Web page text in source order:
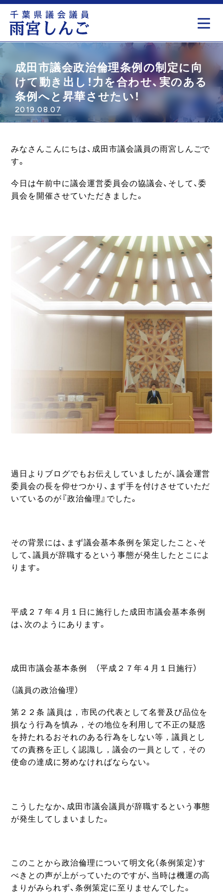
成田市議会政治倫理条例の制定に向
けて動き出し！力を合わせ、実のある
条例へと昇華させたい！
2019.08.07
みなさんこんにちは、成田市議会議員の雨宮しんごで
す。
今日は午前中に議会運営委員会の協議会、そして、委
員会を開催させていただきました。
過日よりブログでもお伝えしていましたが、議会運営
委員会の長を仰せつかり、まず手を付けさせていただ
いているのが『政治倫理』でした。
その背景には、まず議会基本条例を策定したこと、そ
して、議員が辞職するという事態が発生したとこによ
ります。
平成２７年４月１日に施行した成田市議会基本条例
は、次のようにあります。
成田市議会基本条例 （平成２７年４月１日施行）
（議員の政治倫理）
第２２条 議員は，市民の代表として名誉及び品位を
損なう行為を慎み，その地位を利用して不正の疑惑
を持たれるおそれのある行為をしない等，議員とし
ての責務を正しく認識し，議会の一員として，その
使命の達成に努めなければならない。
こうしたなか、成田市議会議員が辞職するという事態
が発生してしまいました。
このことから政治倫理について明文化（条例策定）す
べきとの声が上がっていたのですが、当時は機運の高
まりがみられず、条例策定に至りませんでした。